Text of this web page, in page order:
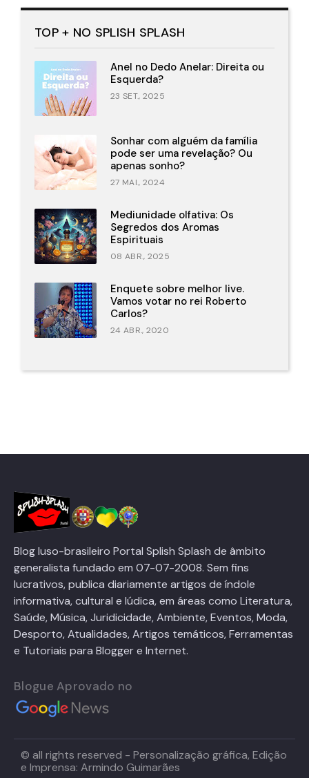
TOP + NO SPLISH SPLASH
Anel no Dedo Anelar: Direita ou
Esquerda?
23 SET., 2025
Sonhar com alguém da família
pode ser uma revelação? Ou
apenas sonho?
27 MAI., 2024
Mediunidade olfativa: Os
Segredos dos Aromas
Espirituais
08 ABR., 2025
Enquete sobre melhor live.
Vamos votar no rei Roberto
Carlos?
24 ABR., 2020
Blog luso-brasileiro Portal Splish Splash de âmbito
generalista fundado em 07-07-2008. Sem fins
lucrativos, publica diariamente artigos de índole
informativa, cultural e lúdica, em áreas como Literatura,
Saúde, Música, Juridicidade, Ambiente, Eventos, Moda,
Desporto, Atualidades, Artigos temáticos, Ferramentas
e Tutoriais para Blogger e Internet.
Blogue Aprovado no
© all rights reserved - Personalização gráfica, Edição
e Imprensa: Armindo Guimarães